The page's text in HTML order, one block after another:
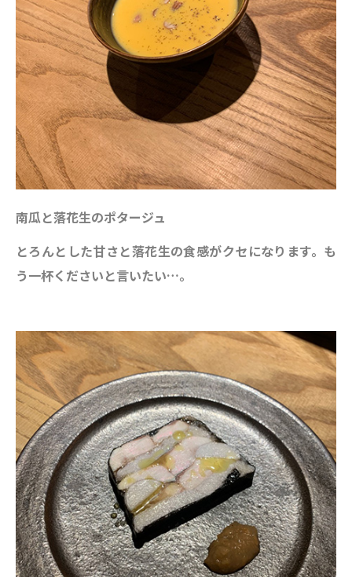
南瓜と落花生のポタージュ
とろんとした甘さと落花生の食感がクセになります。も
う一杯くださいと言いたい…。